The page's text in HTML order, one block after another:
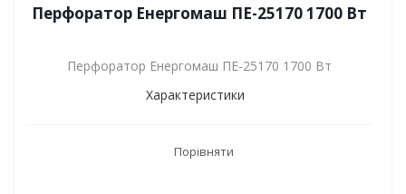
Перфоратор Енергомаш ПЕ-25170 1700 Вт
Перфоратор Енергомаш ПЕ-25170 1700 Вт
Характеристики
Порівняти